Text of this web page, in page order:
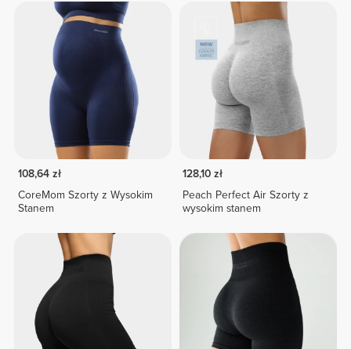
108,64 zł
CoreMom Szorty z Wysokim
Stanem
128,10 zł
Peach Perfect Air Szorty z
wysokim stanem